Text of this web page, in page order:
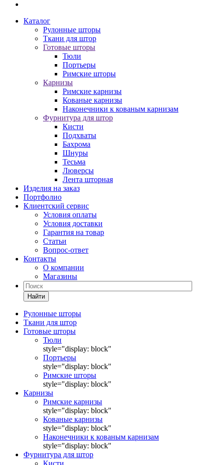
Каталог
Рулонные шторы
Ткани для штор
Готовые шторы
Тюли
Портьеры
Римские шторы
Карнизы
Римские карнизы
Кованые карнизы
Наконечники к кованым карнизам
Фурнитура для штор
Кисти
Подхваты
Бахрома
Шнуры
Тесьма
Люверсы
Лента шторная
Изделия на заказ
Портфолио
Клиентский сервис
Условия оплаты
Условия доставки
Гарантия на товар
Статьи
Вопрос-ответ
Контакты
О компании
Магазины
Найти
Рулонные шторы
Ткани для штор
Готовые шторы
Тюли
style="display: block"
Портьеры
style="display: block"
Римские шторы
style="display: block"
Карнизы
Римские карнизы
style="display: block"
Кованые карнизы
style="display: block"
Наконечники к кованым карнизам
style="display: block"
Фурнитура для штор
Кисти